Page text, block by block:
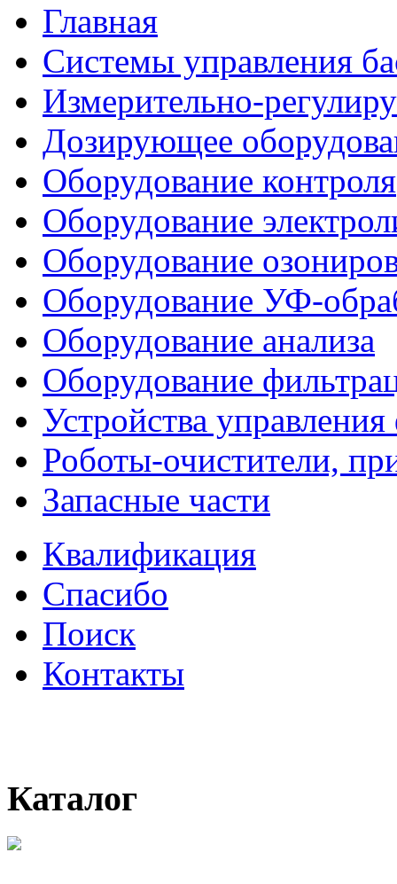
Главная
Системы управления
Измерительно-
Дозирующее
Оборудование контроля
Оборудование
Оборудование
Оборудование УФ-
Оборудование анализа
Оборудование
Устройства
Роботы-очистители,
Запасные части
Квалификация
Спасибо
Поиск
Контакты
Каталог